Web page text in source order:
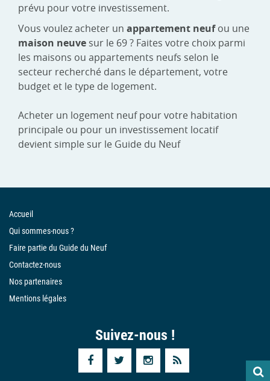
prévu pour votre investissement.
Vous voulez acheter un appartement neufou une
maison neuve sur le 69 ? Faites votre choix parmi
les maisons ou appartements neufs selon le
secteur recherché dans le département, votre
budget et le type de logement.
Acheter un logement neuf pour votre habitation
principale ou pour un investissement locatif
devient simple sur le Guide du Neuf
Accueil
Qui sommes-nous ?
Faire partie du Guide du Neuf
Contactez-nous
Nos partenaires
Mentions légales
Suivez-nous !